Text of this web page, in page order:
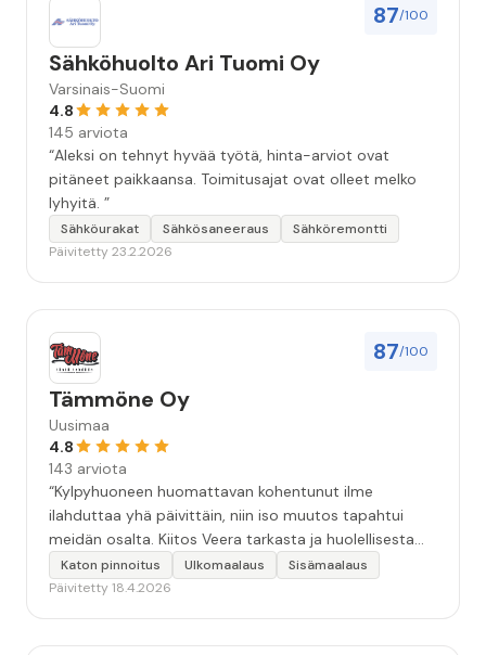
87/100
Sähköhuolto Ari Tuomi Oy
Varsinais-Suomi
4.8
145 arviota
“Aleksi on tehnyt hyvää työtä, hinta-arviot ovat
pitäneet paikkaansa. Toimitusajat ovat olleet melko
lyhyitä. ”
Sähköurakat Sähkösaneeraus
Sähköremontti
Päivitetty 23.2.2026
87/100
Tämmöne Oy
Uusimaa
4.8
143 arviota
“Kylpyhuoneen huomattavan kohentunut ilme
ilahduttaa yhä päivittäin, niin iso muutos tapahtui
meidän osalta. Kiitos Veera tarkasta ja huolellisesta
työstä, sekä ystävällisestä palvelusta!”
Katon pinnoitus Ulkomaalaus
Sisämaalaus
Päivitetty 18.4.2026